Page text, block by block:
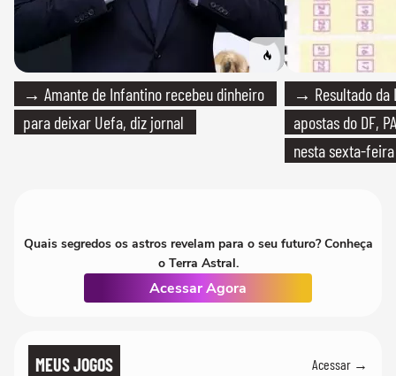
→ Amante de Infantino recebeu dinheiro
para deixar Uefa, diz jornal
→ Resultado da
apostas do DF,
nesta sexta-feira
Quais segredos os astros revelam para o seu futuro? Conheça
o Terra Astral.
Acessar Agora
MEUS JOGOS Acessar →